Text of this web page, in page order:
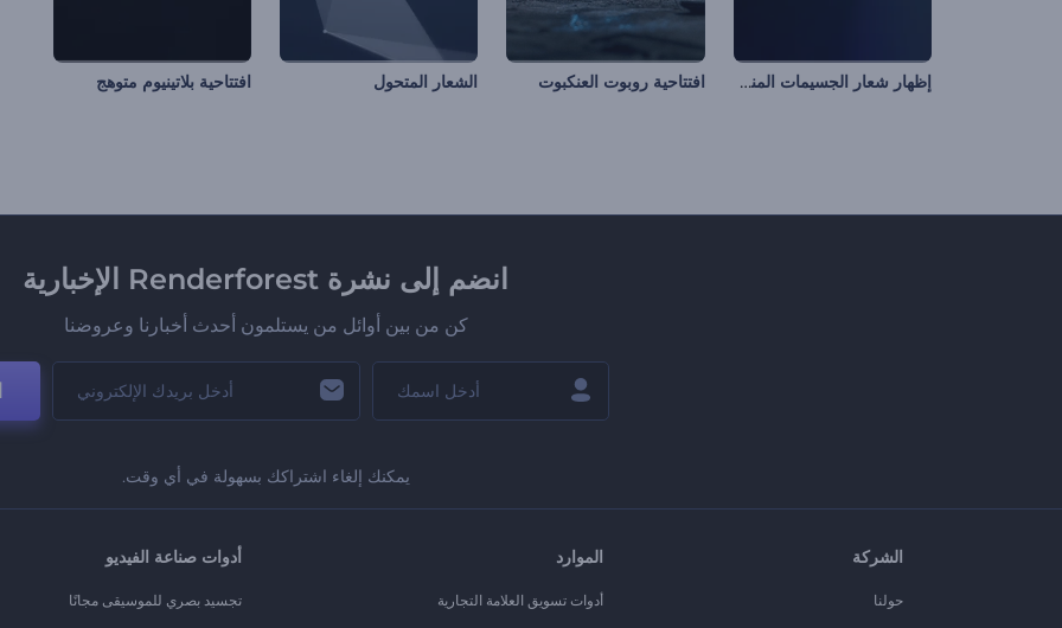
إظهار شعار الجسيمات المنفجرة افتتاحية روبوت العنكبوت الشعار المتحول افتتاحية بلاتينيوم متوهج
انضم إلى نشرة Renderforest الإخبارية
كن من بين أوائل من يستلمون أحدث أخبارنا وعروضنا
يمكنك إلغاء اشتراكك بسهولة في أي وقت.
الشركة
حولنا
الموارد
أدوات تسويق العلامة التجارية
أدوات صناعة الفيديو
تجسيد بصري للموسيقى مجانًا